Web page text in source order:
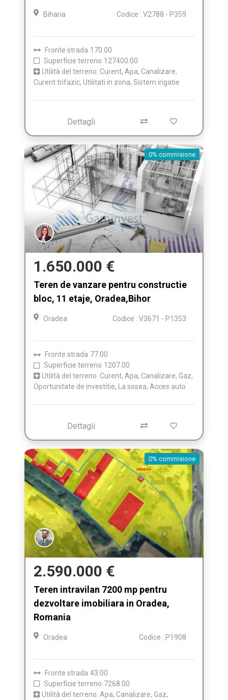
Biharia Codice : V2788 - P359
Fronte strada 170.00
Superficie terreno 127400.00
Utilità del terreno: Curent, Apa, Canalizare,
Curent trifazic, Utilitati in zona, Sistem irigatie
Dettagli
0% commisione
1.650.000 €
Teren de vanzare pentru constructie
bloc, 11 etaje, Oradea,Bihor
Oradea Codice : V3671 - P1353
Fronte strada 77.00
Superficie terreno 1207.00
Utilità del terreno: Curent, Apa, Canalizare, Gaz,
Oportunitate de investitie, La sosea, Acces auto
Dettagli
0% commisione
2.590.000 €
Teren intravilan 7200 mp pentru
dezvoltare imobiliara in Oradea,
Romania
Oradea Codice : P1908
Fronte strada 43.00
Superficie terreno 7268.00
Utilità del terreno: Apa, Canalizare, Gaz,